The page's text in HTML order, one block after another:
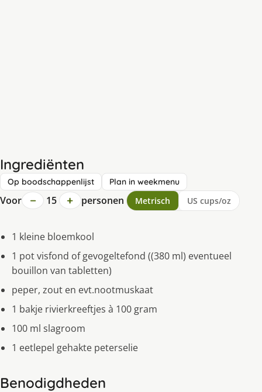
Ingrediënten
Op boodschappenlijst Plan in weekmenu
Voor − 15 + personen Metrisch US cups/oz
1 kleine bloemkool
1 pot visfond of gevogeltefond ((380 ml) eventueel
bouillon van tabletten)
peper, zout en evt.nootmuskaat
1 bakje rivierkreeftjes à 100 gram
100 ml slagroom
1 eetlepel gehakte peterselie
Benodigdheden